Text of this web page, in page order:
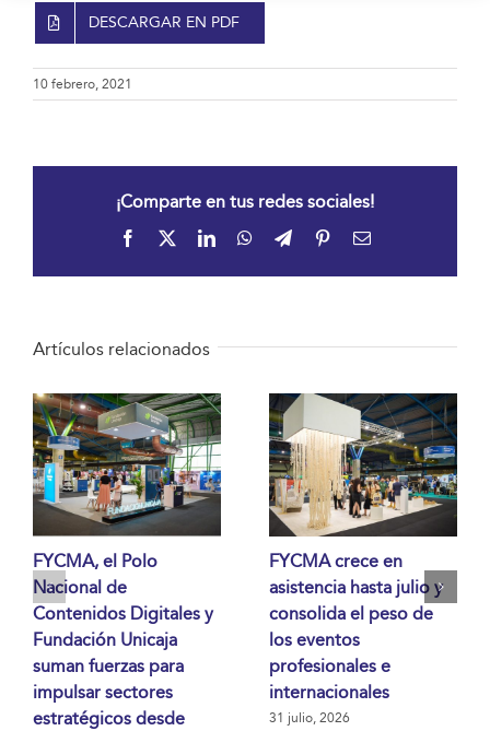
DESCARGAR EN PDF
10 febrero, 2021
¡Comparte en tus redes sociales!
Facebook LinkedInWhatsApp
TelegramPinterestCorreo
Artículos relacionados
FYCMA, el Polo
Nacional de
Contenidos Digitales y
Fundación Unicaja
suman fuerzas para
impulsar sectores
estratégicos desde
FYCMA crece en
asistencia hasta julio y
consolida el peso de
los eventos
profesionales e
internacionales
31 julio, 2026